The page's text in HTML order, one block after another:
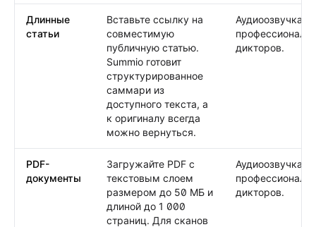
Длинные
статьи
Вставьте ссылку на
совместимую
публичную статью.
Summio готовит
структурированное
саммари из
доступного текста, а
к оригиналу всегда
можно вернуться.
Аудиоозвучка от
дикторов.
PDF-
документы
Загружайте PDF с
текстовым слоем
размером до 50 МБ и
длиной до 1 000
страниц. Для сканов
Аудиоозвучка от
дикторов.